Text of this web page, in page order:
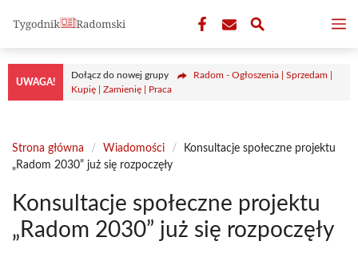
treści
UWAGA!
Dołącz do nowej grupy
Radom - Ogłoszenia | Sprzedam |
Kupię | Zamienię | Praca
Strona główna / Wiadomości /
Konsultacje społeczne projektu
„Radom 2030” już się rozpoczęły
Konsultacje społeczne projektu
„Radom 2030” już się rozpoczęły